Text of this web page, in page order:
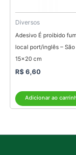
Diversos
Adesivo É proibido
local port/inglês – São
15×20 cm
R$ 6,60
Adicionar ao